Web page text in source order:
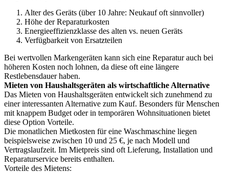
Alter des Geräts (über 10 Jahre: Neukauf oft sinnvoller)
Höhe der Reparaturkosten
Energieeffizienzklasse des alten vs. neuen Geräts
Verfügbarkeit von Ersatzteilen
Bei wertvollen Markengeräten kann sich eine Reparatur auch bei
höheren Kosten noch lohnen, da diese oft eine längere
Restlebensdauer haben.
Mieten von Haushaltsgeräten als wirtschaftliche Alternative
Das Mieten von Haushaltsgeräten entwickelt sich zunehmend zu
einer interessanten Alternative zum Kauf. Besonders für Menschen
mit knappem Budget oder in temporären Wohnsituationen bietet
diese Option Vorteile.
Die monatlichen Mietkosten für eine Waschmaschine liegen
beispielsweise zwischen 10 und 25 €, je nach Modell und
Vertragslaufzeit. Im Mietpreis sind oft Lieferung, Installation und
Reparaturservice bereits enthalten.
Vorteile des Mietens: